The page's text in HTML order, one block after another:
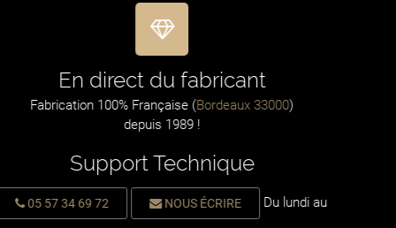
En direct du fabricant
Fabrication 100% Française (Bordeaux 33000
depuis 1989 !
Support Technique
05 57 34 69 72 NOUS ÉCRIRE Du lundi au